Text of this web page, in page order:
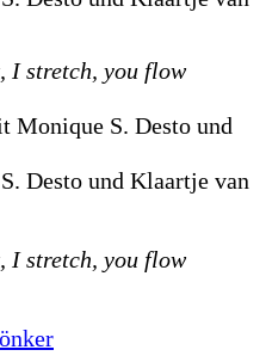
I stretch, you flow
Monique S. Desto und
Desto und Klaartje van
I stretch, you flow